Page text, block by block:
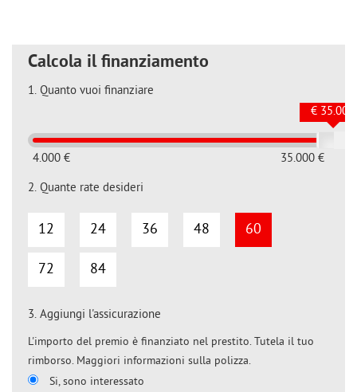
Calcola il finanziamento
1. Quanto vuoi finanziare
4.000 € 35.000 €
€ 35.000
2. Quante rate desideri
12 24 36 48 60
72 84
3. Aggiungi l'assicurazione
L'importo del premio è finanziato nel prestito. Tutela il tuo
rimborso. Maggiori informazioni sulla polizza.
Si, sono interessato